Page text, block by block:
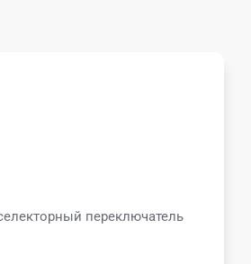
переключатель